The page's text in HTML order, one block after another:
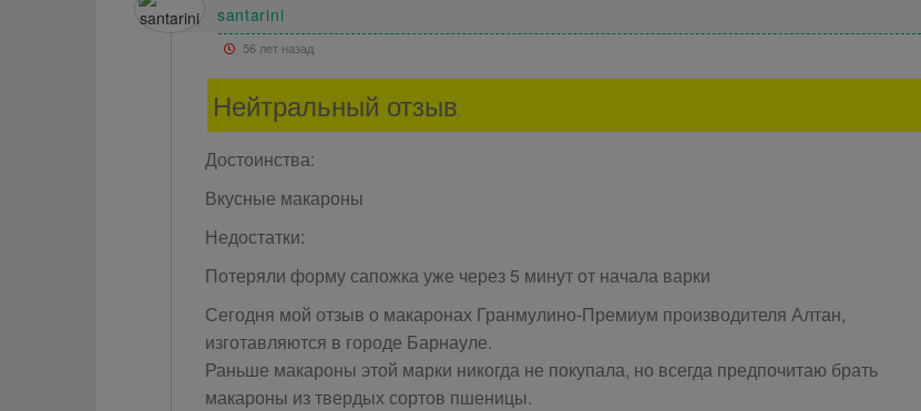
santarini
56 лет назад
Нейтральный отзыв
Достоинства:
Вкусные макароны
Недостатки:
Потеряли форму сапожка уже через 5 минут от начала варки
Сегодня мой отзыв о макаронах Гранмулино-Премиум производителя Алтан,
изготавляются в городе Барнауле.
Раньше макароны этой марки никогда не покупала, но всегда предпочитаю брать
макароны из твердых сортов пшеницы.